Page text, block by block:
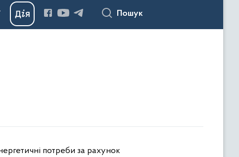
Пошук